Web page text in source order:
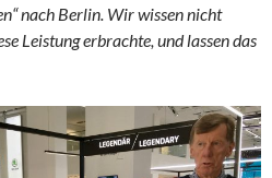
nach Berlin. Wir wissen nicht
Leistung erbrachte, und lassen das